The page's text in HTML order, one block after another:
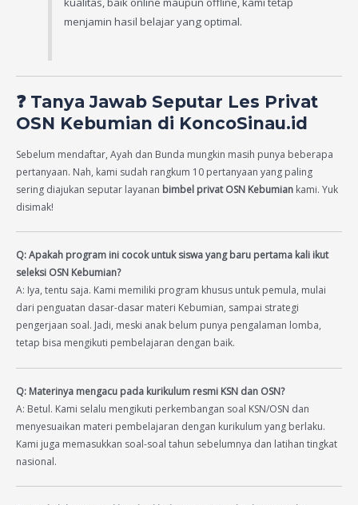
menjamin hasil belajar yang optimal.
❓ Tanya Jawab Seputar Les Privat
OSN Kebumian di KoncoSinau.id
Sebelum mendaftar, Ayah dan Bunda mungkin masih punya beberapa
pertanyaan. Nah, kami sudah rangkum 10 pertanyaan yang paling
sering diajukan seputar layanan bimbel privat OSN Kebumian kami. Yuk
disimak!
Q: Apakah program ini cocok untuk siswa yang baru pertama kali ikut
seleksi OSN Kebumian?
A: Iya, tentu saja. Kami memiliki program khusus untuk pemula, mulai
dari penguatan dasar-dasar materi Kebumian, sampai strategi
pengerjaan soal. Jadi, meski anak belum punya pengalaman lomba,
tetap bisa mengikuti pembelajaran dengan baik.
Q: Materinya mengacu pada kurikulum resmi KSN dan OSN?
A: Betul. Kami selalu mengikuti perkembangan soal KSN/OSN dan
menyesuaikan materi pembelajaran dengan kurikulum yang berlaku.
Kami juga memasukkan soal-soal tahun sebelumnya dan latihan tingkat
nasional.